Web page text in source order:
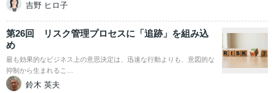
吉野 ヒロ子
第26回 リスク管理プロセスに「追跡」を組み込
め
最も効果的なビジネス上の意思決定は、迅速な行動よりも、意図的な
抑制から生まれるこ…
鈴木 英夫